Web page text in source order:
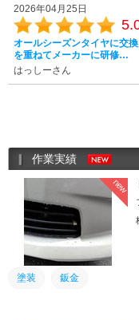
2026年04月25日
オールシーズンタイヤに交
を重ねてメーカーに研修…
はっしーさん
作業実績
new
塗装 鈑金